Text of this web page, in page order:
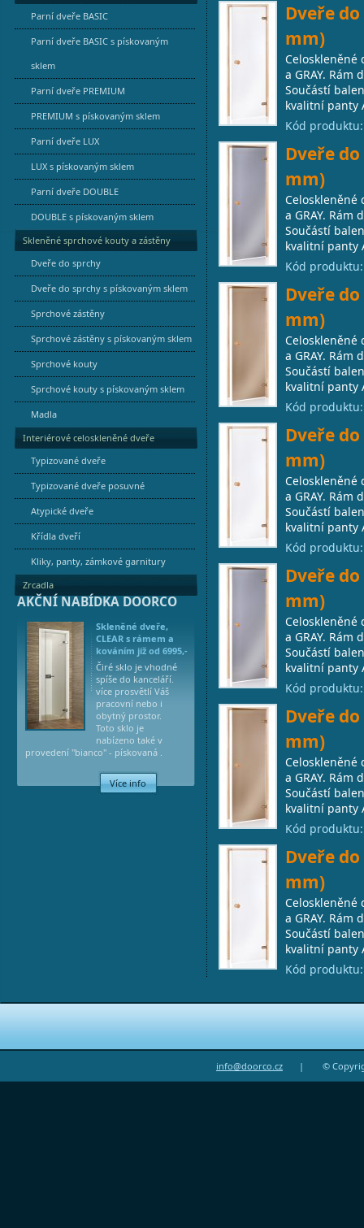
Parní dveře BASIC
Parní dveře BASIC s pískovaným
sklem
Parní dveře PREMIUM
PREMIUM s pískovaným sklem
Parní dveře LUX
LUX s pískovaným sklem
Parní dveře DOUBLE
DOUBLE s pískovaným sklem
Skleněné sprchové kouty a zástěny
Dveře do sprchy
Dveře do sprchy s pískovaným sklem
Sprchové zástěny
Sprchové zástěny s pískovaným sklem
Sprchové kouty
Sprchové kouty s pískovaným sklem
Madla
Interiérové celoskleněné dveře
Typizované dveře
Typizované dveře posuvné
Atypické dveře
Křídla dveří
Kliky, panty, zámkové garnitury
Zrcadla
AKČNÍ NABÍDKA DOORCO
Skleněné dveře,
CLEAR s rámem a
kováním již od 6995,-
Čiré sklo je vhodné
spíše do kanceláří.
více prosvětlí Váš
pracovní nebo i
obytný prostor.
Toto sklo je
nabízeno také v
provedení "bianco" - pískovaná .
Více info
Dveře do
mm)
Celoskleněné
a GRAY.
Součástí
kvalitní panty
Kód
Dveře do
mm)
Celoskleněné
a GRAY.
Součástí
kvalitní panty
Kód
Dveře do
mm)
Celoskleněné
a GRAY.
Součástí
kvalitní panty
Kód
Dveře do
mm)
Celoskleněné
a GRAY.
Součástí
kvalitní panty
Kód
Dveře do
mm)
Celoskleněné
a GRAY.
Součástí
kvalitní panty
Kód
Dveře do
mm)
Celoskleněné
a GRAY.
Součástí
kvalitní panty
Kód
Dveře do
mm)
Celoskleněné
a GRAY.
Součástí
kvalitní panty
Kód
info@doorco.cz | ©